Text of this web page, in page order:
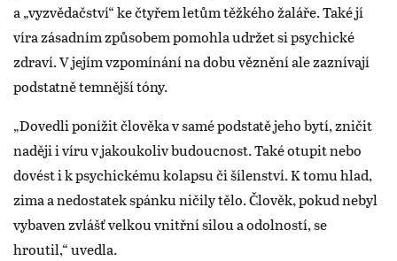
a „vyzvědačství“ ke čtyřem letům těžkého žaláře. Také jí
víra zásadním způsobem pomohla udržet si psychické
zdraví. V jejím vzpomínání na dobu věznění ale zaznívají
podstatně temnější tóny.
„Dovedli ponížit člověka v samé podstatě jeho bytí, zničit
naději i víru v jakoukoliv budoucnost. Také otupit nebo
dovést i k psychickému kolapsu či šílenství. K tomu hlad,
zima a nedostatek spánku ničily tělo. Člověk, pokud nebyl
vybaven zvlášť velkou vnitřní silou a odolností, se
hroutil,“ uvedla.